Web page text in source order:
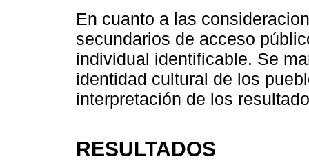
En cuanto a las
secundarios de acceso
individual identificable. Se
identidad cultural de los
interpretación de los
RESULTADOS